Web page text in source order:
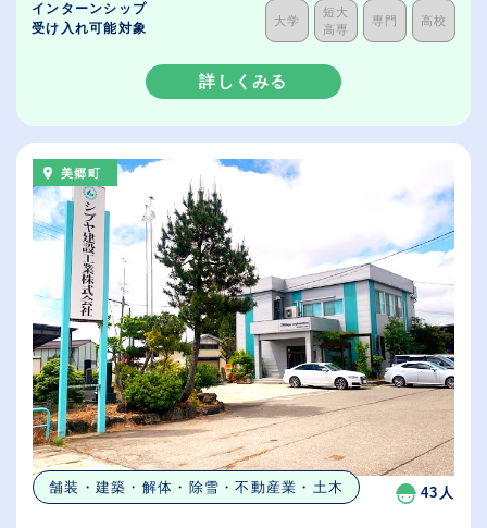
インターンシップ
受け入れ可能対象
大学
短大
高専
専門 高校
詳しくみる
美郷町
舗装・建築・解体・除雪・不動産業・土木 43人